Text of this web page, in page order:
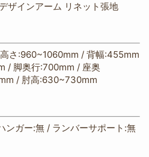
ザインアーム リネット張地
さ:960~1060mm / 背幅:455mm
/ 脚奥行:700mm / 座奥
/ 肘高:630~730mm
ンガー:無 / ランバーサポート:無